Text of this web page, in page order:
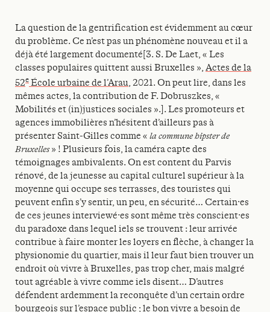
La question de la gentrification est évidemment au cœur
du problème. Ce n’est pas un phénomène nouveau et il a
déjà été largement documenté[3. S. De Laet, « Les
classes populaires quittent aussi Bruxelles », Actes de la
52e École urbaine de l’Arau, 2021. On peut lire, dans les
mêmes actes, la contribution de F. Dobruszkes, «
Mobilités et (in)justices sociales ».]. Les promoteurs et
agences immobilières n’hésitent d’ailleurs pas à
présenter Saint-Gilles comme « la commune hipster de
Bruxelles» ! Plusieurs fois, la caméra capte des
témoignages ambivalents. On est content du Parvis
rénové, de la jeunesse au capital culturel supérieur à la
moyenne qui occupe ses terrasses, des touristes qui
peuvent enfin s’y sentir, un peu, en sécurité… Certain·es
de ces jeunes interviewé·es sont même très conscient·es
du paradoxe dans lequel iels se trouvent : leur arrivée
contribue à faire monter les loyers en flèche, à changer la
physionomie du quartier, mais il leur faut bien trouver un
endroit où vivre à Bruxelles, pas trop cher, mais malgré
tout agréable à vivre comme iels disent… D’autres
défendent ardemment la reconquête d’un certain ordre
bourgeois sur l’espace public ; le bon vivre a besoin de